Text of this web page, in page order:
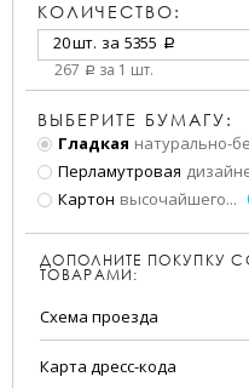
КОЛИЧЕСТВО:
20 шт. за 5355 a
267 a за 1 шт.
ВЫБЕРИТЕ БУМАГУ:
Гладкая натурально-
Перламутровая
Картон высочайшего...
ДОПОЛНИТЕ ПОКУПКУ
ТОВАРАМИ:
Схема проезда
Карта дресс-кода